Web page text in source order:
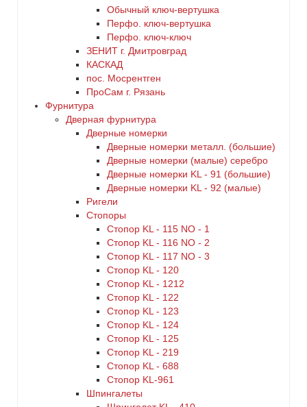
Обычный ключ-вертушка
Перфо. ключ-вертушка
Перфо. ключ-ключ
ЗЕНИТ г. Дмитровград
КАСКАД
пос. Мосрентген
ПроСам г. Рязань
Фурнитура
Дверная фурнитура
Дверные номерки
Дверные номерки металл. (большие)
Дверные номерки (малые) серебро
Дверные номерки KL - 91 (большие)
Дверные номерки KL - 92 (малые)
Ригели
Стопоры
Стопор KL - 115 NO - 1
Стопор KL - 116 NO - 2
Стопор KL - 117 NO - 3
Стопор KL - 120
Стопор KL - 1212
Стопор KL - 122
Стопор KL - 123
Стопор KL - 124
Стопор KL - 125
Стопор KL - 219
Стопор KL - 688
Стопор KL-961
Шпингалеты